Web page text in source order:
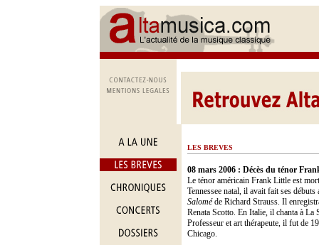
LES BREVES
08 mars 2006 : Décès du ténor
Le ténor américain Frank Little est
Tennessee natal, il avait fait ses
Saloméde Richard Strauss. Il
Renata Scotto. En Italie, il chanta à
Professeur et art thérapeute, il fut de
Chicago.